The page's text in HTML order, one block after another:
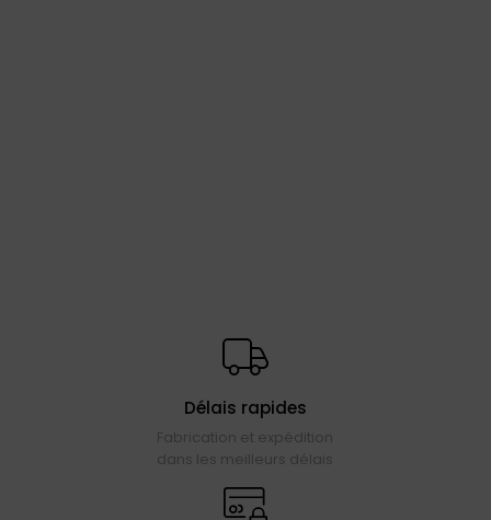
Délais rapides
Fabrication et expédition
dans les meilleurs délais